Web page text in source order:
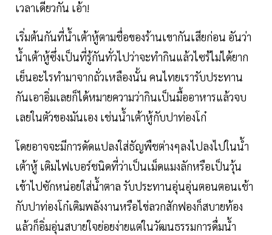
เวลาเดียวกัน เอ้า!
เริ่มต้นกันที่น้ำเต้าหู้ตามชื่อของร้านเขากันเสียก่อน อันว่า
น้ำเต้าหู้ซึ่งเป็นที่รู้กันทั่วไปว่าจะทำกินแล้วไซร้ไม่ได้ยาก
เย็นอะไรทำมาจากถั่วเหลืองนั้น คนไทยเรารับประทาน
กันเอาอิ่มเลยก็ได้หมายความว่ากินเป็นมื้ออาหารแล้วจบ
เลยในตัวของมันเอง เช่นน้ำเต้าหู้กับปาท่องโก๋
โดยอาจจะมีการดัดแปลงใส่ธัญพืชต่างๆลงไปลงไปในน้ำ
เต้าหู้ เติมไฟเบอร์ชนิดที่ว่าเป็นเม็ดแมงลักหรือเป็นวุ้น
เข้าไปซักหน่อยใส่น้ำตาล รับประทานอุ่นอุ่นตอนตอนเช้า
กับปาท่องโก๋เติมพลังงานหรือไข่ลวกสักฟองก็สบายท้อง
แล้วก็อิ่มอุ่นสบายใจย่อยง่ายแต่ในวัฒนธรรมการดื่มน้ำ